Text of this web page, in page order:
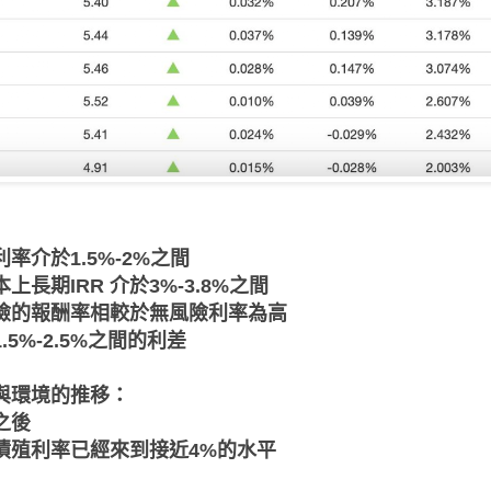
率介於1.5%-2%之間
上長期IRR 介於3%-3.8%之間
的報酬率相較於無風險利率為高
2.5%之間的利差
環境的推移：
後
殖利率已經來到接近4%的水平